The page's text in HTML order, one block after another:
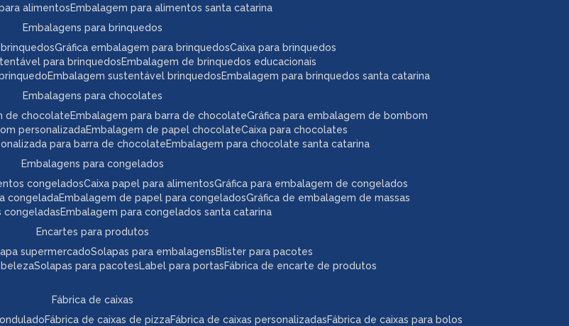
alimentos embalagem para alimentos santa catarina
embalagens para brinquedos
brinquedos
gráfica embalagem para brinquedos
caixa para brinquedos
para brinquedos embalagem de brinquedos educacionais
embalagem sustentável brinquedos embalagem para brinquedos santa catarina
embalagens para chocolates
de chocolate embalagem para barra de chocolate
gráfica para embalagem de bombom
personalizada embalagem de papel chocolate
caixa para chocolates
para barra de chocolate embalagem para chocolate santa catarina
embalagens para congelados
congelados
caixa papel para alimentos
gráfica para embalagem de congelados
congelada embalagem de papel para congelados
gráfica de embalagem de massas
congeladas embalagem para congelados santa catarina
encartes para produtos
supermercado solapas para embalagens
label para portas
solapas para pacotes
blister para pacotes
fábrica de encarte de produtos
fábrica de caixas
fábrica de caixas de pizza fábrica de caixas personalizadas fábrica de caixas para bolos